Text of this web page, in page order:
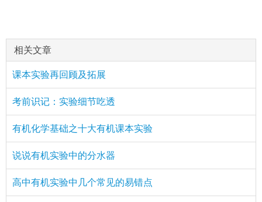
相关文章
课本实验再回顾及拓展
考前识记：实验细节吃透
有机化学基础之十大有机课本实验
说说有机实验中的分水器
高中有机实验中几个常见的易错点